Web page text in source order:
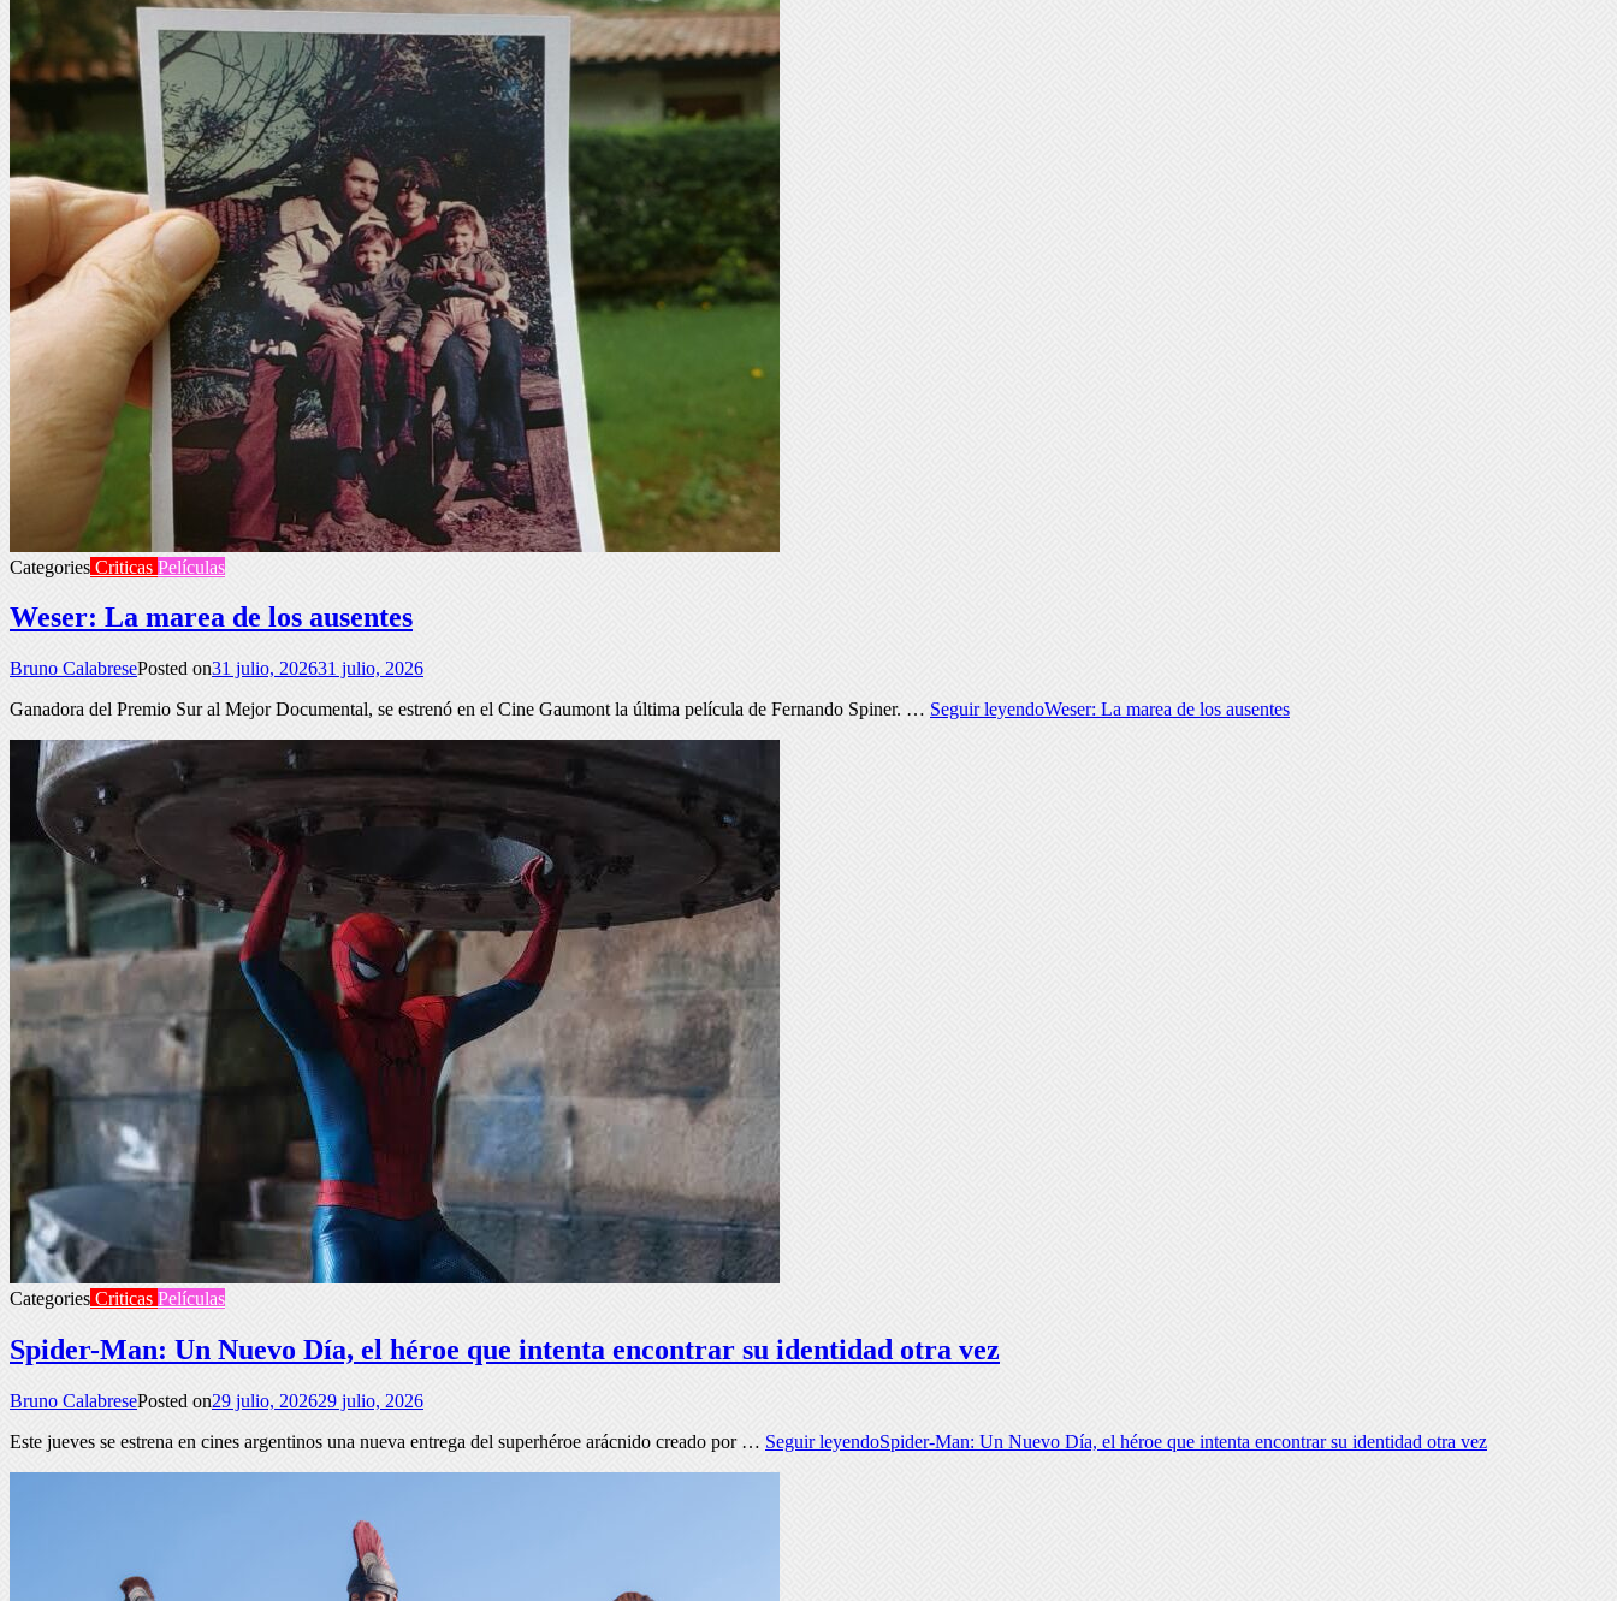
Categories Criticas Películas
Weser: La marea de los ausentes
Bruno CalabresePosted on31 julio, 202631 julio, 2026
Ganadora del Premio Sur al Mejor Documental, se estrenó en el Cine Gaumont la última película de Fernando Spiner. … Seguir leyendoWeser: La marea de los ausentes
Categories Criticas Películas
Spider-Man: Un Nuevo Día, el héroe que intenta encontrar su identidad otra vez
Bruno CalabresePosted on29 julio, 202629 julio, 2026
Este jueves se estrena en cines argentinos una nueva entrega del superhéroe arácnido creado por … Seguir leyendoSpider-Man: Un Nuevo Día, el héroe que intenta encontrar su identidad otra vez